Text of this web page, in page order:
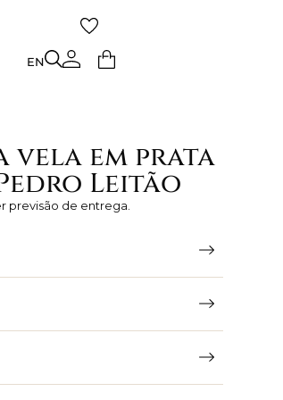
EN
vela em prata
Leitão
previsão de entrega.